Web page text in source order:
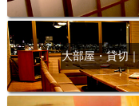
大部屋・貸切